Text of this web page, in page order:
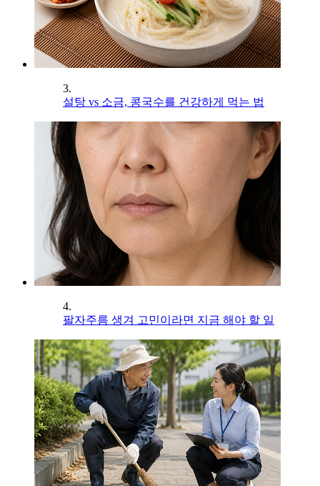
3.
설탕 vs 소금, 콩국수를 건강하게 먹는 법
4.
팔자주름 생겨 고민이라면 지금 해야 할 일